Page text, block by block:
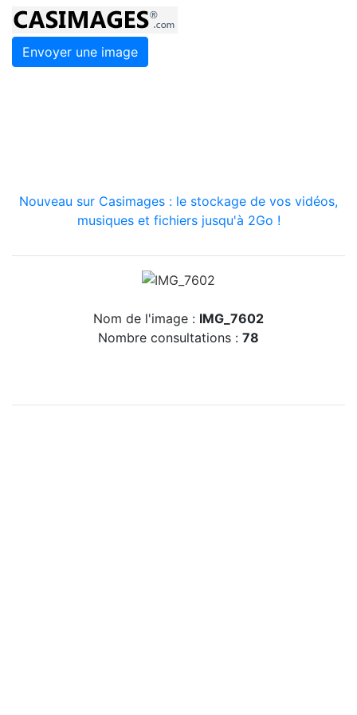
Envoyer une image
Nouveau sur Casimages : le stockage de vos vidéos,
musiques et fichiers jusqu'à 2Go !
Nom de l'image : IMG_7602
Nombre consultations : 78